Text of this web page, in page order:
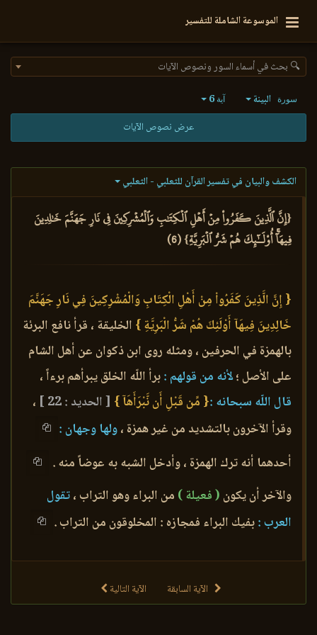
الموسوعة الشاملة للتفسير
🔍 بحث في أسماء السور ونصوص الآيات
سورة البينة آية6
عرض نصوص الآيات
الكشف والبيان في تفسير القرآن للثعلبي - الثعلبي
{إِنَّ ٱلَّذِينَ كَفَرُواْ مِنۡ أَهۡلِ ٱلۡكِتَٰبِ وَٱلۡمُشۡرِكِينَ فِي نَارِ جَهَنَّمَ خَٰلِدِينَ
فِيهَآۚ أُوْلَـٰٓئِكَ هُمۡ شَرُّ ٱلۡبَرِيَّةِ} (6)
{ إِنَّ الَّذِينَ كَفَرُواْ مِنْ أَهْلِ الْكِتَابِ وَالْمُشْرِكِينَ فِي نَارِ جَهَنَّمَ
خَالِدِينَ فِيهَآ أَوْلَئِكَ هُمْ شَرُّ الْبَرِيَّةِ } الخليقة ، قرأ نافع البرئة
بالهمزة في الحرفين ، ومثله روى ابن ذكوان عن أهل الشام
على الأصل ؛لأنه من قولهم :برأ اللّه الخلق يبرأهم برءاً ،
قال اللّه سبحانه :{ مِّن قَبْلِ أَن نَّبْرَأَهَآ } [ الحديد : 22 ]
،
وقرأ الآخرون بالتشديد من غير همزة ،ولها وجهان :
أحدهما أنه ترك الهمزة ، وأدخل الشبه به عوضاً منه .
والآخر أن يكون ( فعيلة ) من البراء وهو التراب ،تقول
العرب :بفيك البراء فمجازه : المخلوقون من التراب .
الآية السابقة الآية التالية